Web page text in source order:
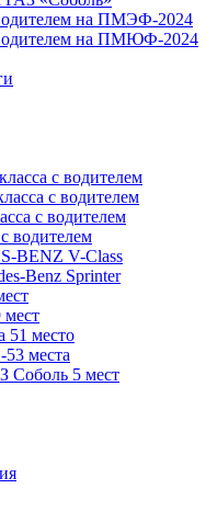
на ПМЭФ-2024
на ПМЮФ-2024
с водителем
с водителем
с водителем
водителем
BENZ V-Class
Benz Sprinter
мест
51 место
места
Соболь 5 мест